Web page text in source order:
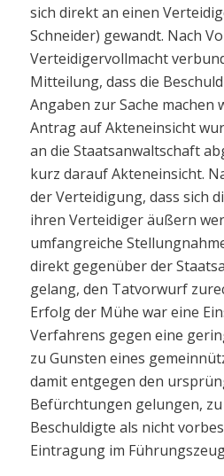
sich direkt an einen
Schneider) gewandt. Nach
Verteidigervollmacht
Mitteilung, dass die
Angaben zur Sache machen
Antrag auf Akteneinsicht
an die Staatsanwaltschaft
kurz darauf Akteneinsicht.
der Verteidigung, dass sich
ihren Verteidiger äußern
umfangreiche
direkt gegenüber der
gelang, den Tatvorwurf
Erfolg der Mühe war eine
Verfahrens gegen eine
zu Gunsten eines
damit entgegen den
Befürchtungen gelungen,
Beschuldigte als nicht
Eintragung im